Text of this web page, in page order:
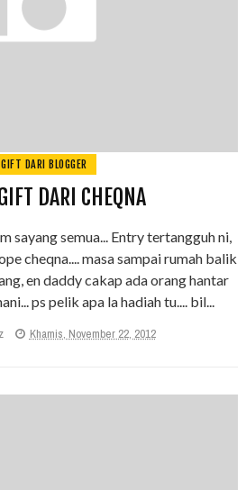
GIFT DARI BLOGGER
DARI CHEQNA
sayang semua... Entry tertangguh ni,
cheqna.... masa sampai rumah balik
en daddy cakap ada orang hantar
ps pelik apa la hadiah tu.... bil...
Khamis, November 22, 2012